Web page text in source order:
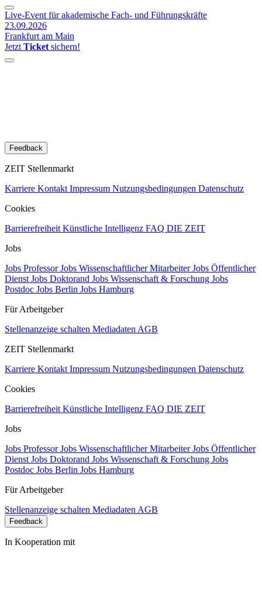
Live-Event für akademische Fach- und Führungskräfte
23.09.2026
Frankfurt am Main
JetztTicketsichern!
Feedback
ZEIT Stellenmarkt
Karriere KontaktImpressum Nutzungsbedingungen Datenschutz
Cookies
BarrierefreiheitKünstliche Intelligenz FAQ DIE ZEIT
Jobs
Jobs ProfessorJobs Wissenschaftlicher MitarbeiterJobs Öffentlicher
DienstJobs Doktorand Jobs Wissenschaft & Forschung Jobs
Postdoc Jobs Berlin Jobs Hamburg
Für Arbeitgeber
Stellenanzeige schalten MediadatenAGB
ZEIT Stellenmarkt
Karriere KontaktImpressum Nutzungsbedingungen Datenschutz
Cookies
BarrierefreiheitKünstliche Intelligenz FAQ DIE ZEIT
Jobs
Jobs ProfessorJobs Wissenschaftlicher MitarbeiterJobs Öffentlicher
DienstJobs Doktorand Jobs Wissenschaft & Forschung Jobs
Postdoc Jobs Berlin Jobs Hamburg
Für Arbeitgeber
Stellenanzeige schalten MediadatenAGB
Feedback
In Kooperation mit